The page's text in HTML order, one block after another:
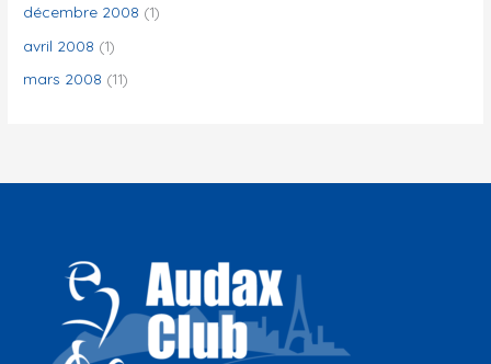
décembre 2008 (1)
avril 2008 (1)
mars 2008 (11)